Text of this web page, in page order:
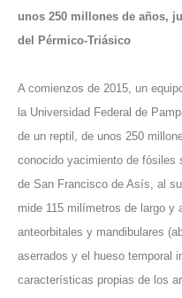
unos 250 millones de años,
del Pérmico-Triásico
A comienzos de 2015, un
la Universidad Federal de
de un reptil, de unos 250
conocido yacimiento de fósiles
de San Francisco de Asís, al
mide 115 milímetros de largo y
anteorbitales y mandibulares
aserrados y el hueso temporal
características propias de los